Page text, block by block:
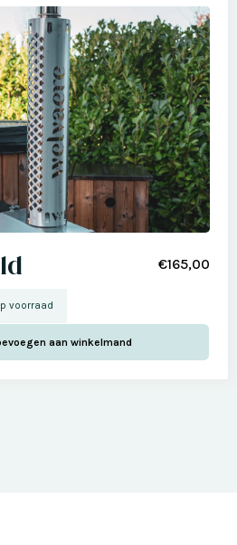
€165,00
voorraad
aan winkelmand